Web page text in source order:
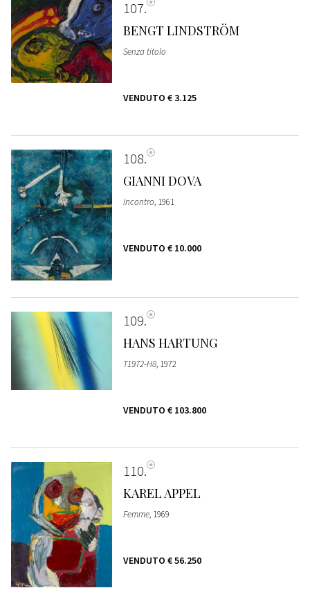
107
BENGT LINDSTRÖM
Senza titolo
VENDUTO € 3.125
108
GIANNI DOVA
Incontro, 1961
VENDUTO € 10.000
109
HANS HARTUNG
T1972-H8, 1972
VENDUTO € 103.800
110
KAREL APPEL
Femme, 1969
VENDUTO € 56.250